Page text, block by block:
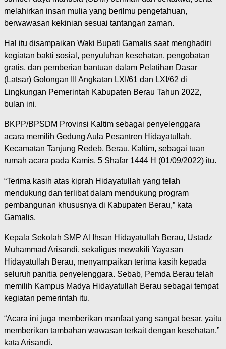
melahirkan insan mulia yang berilmu pengetahuan,
berwawasan kekinian sesuai tantangan zaman.
Hal itu disampaikan Waki Bupati Gamalis saat menghadiri
kegiatan bakti sosial, penyuluhan kesehatan, pengobatan
gratis, dan pemberian bantuan dalam Pelatihan Dasar
(Latsar) Golongan III Angkatan LXI/61 dan LXI/62 di
Lingkungan Pemerintah Kabupaten Berau Tahun 2022,
bulan ini.
BKPP/BPSDM Provinsi Kaltim sebagai penyelenggara
acara memilih Gedung Aula Pesantren Hidayatullah,
Kecamatan Tanjung Redeb, Berau, Kaltim, sebagai tuan
rumah acara pada Kamis, 5 Shafar 1444 H (01/09/2022) itu.
“Terima kasih atas kiprah Hidayatullah yang telah
mendukung dan terlibat dalam mendukung program
pembangunan khususnya di Kabupaten Berau,” kata
Gamalis.
Kepala Sekolah SMP Al Ihsan Hidayatullah Berau, Ustadz
Muhammad Arisandi, sekaligus mewakili Yayasan
Hidayatullah Berau, menyampaikan terima kasih kepada
seluruh panitia penyelenggara. Sebab, Pemda Berau telah
memilih Kampus Madya Hidayatullah Berau sebagai tempat
kegiatan pemerintah itu.
“Acara ini juga memberikan manfaat yang sangat besar, yaitu
memberikan tambahan wawasan terkait dengan kesehatan,”
kata Arisandi.